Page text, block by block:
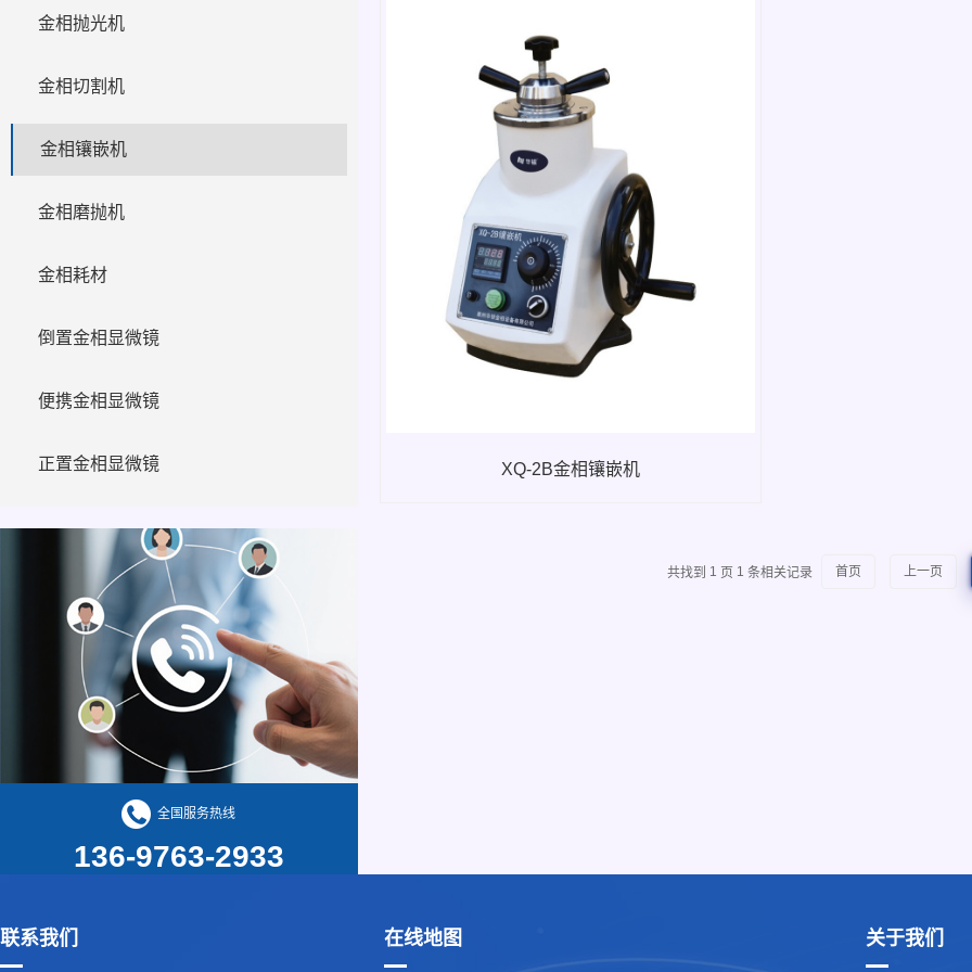
金相抛光机
金相切割机
金相镶嵌机
金相磨抛机
金相耗材
倒置金相显微镜
便携金相显微镜
正置金相显微镜
全国服务热线
136-9763-2933
XQ-2B金相镶嵌机
共找到 1 页 1 条相关记录 首页 上一页
联系我们 在线地图 关于我们